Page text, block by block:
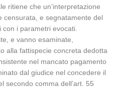
ritiene che un’interpretazione
censurata, e segnatamente del
i parametri evocati.
e vanno esaminate,
alla fattispecie concreta dedotta
nel mancato pagamento
dal giudice nel concedere il
secondo comma dell’art. 55